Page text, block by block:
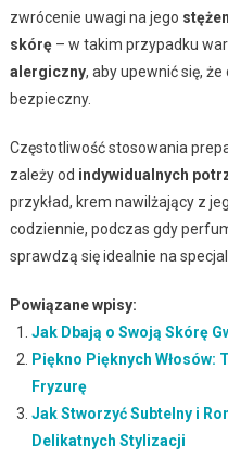
zwrócenie uwagi na jego
skórę– w takim przypadku
alergiczny, aby upewnić się,
bezpieczny.
Częstotliwość stosowania
zależy od indywidualnych
przykład, krem nawilżający z
codziennie, podczas gdy
sprawdzą się idealnie na
Powiązane wpisy:
Jak Dbają o Swoją Skórę
Piękno Pięknych Włosów:
Fryzurę
Jak Stworzyć Subtelny i
Delikatnych Stylizacji